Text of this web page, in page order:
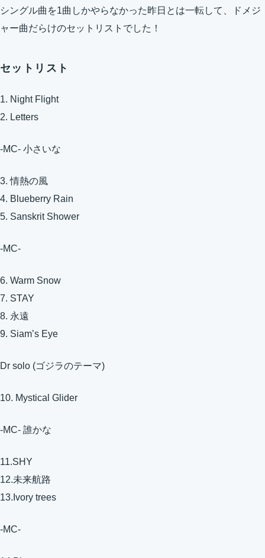
シングル曲を1曲しかやらなかった昨日とは一転して、ドメジ
ャー曲だらけのセットリストでした！
セットリスト
1. Night Flight
2. Letters
-MC- 小さいな
3. 情熱の風
4. Blueberry Rain
5. Sanskrit Shower
-MC-
6. Warm Snow
7. STAY
8. 永遠
9. Siam’s Eye
Dr solo (ゴジラのテーマ)
10. Mystical Glider
-MC- 誰かな
11.SHY
12.未来航路
13.Ivory trees
-MC-